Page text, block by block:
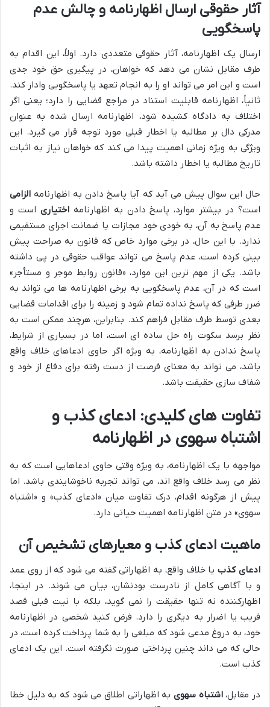
آثار حقوقی ارسال اظهارنامه و چالش عدم
پاسخگویی
ارسال یک اظهارنامه، آثار حقوقی متعددی دارد. اولاً، این اقدام به
طرف مقابل نشان می دهد که خواهان، در پیگیری حق خود جدی
است و این امر می تواند او را به انجام تعهد یا پاسخگویی وادار کند.
ثانیاً، اظهارنامه قابلیت استناد در مراجع قضایی را دارد؛ یعنی اگر
اختلاف به دادگاه کشیده شود، اظهارنامه ارسال شده به عنوان
مدرکی دال بر مطالبه یا اخطار قبلی مورد توجه قرار می گیرد. این
ویژگی به ویژه زمانی اهمیت پیدا می کند که خواهان نیاز به اثبات
تاریخ مطالبه یا اخطار داشته باشد.
حال این سوال پیش می آید که آیا پاسخ دادن به اظهارنامه الزامی
است؟ در بیشتر موارد، پاسخ دادن به اظهارنامهاختیاری است و
عدم پاسخ به آن، به خودی خود مجازات یا ضمانت اجرای مستقیمی
ندارد. با این حال، در برخی موارد خاص که قانون به صراحت پیش
بینی کرده است، عدم پاسخ می تواند عواقب حقوقی در پی داشته
باشد. یکی از مهم ترین این موارد، «قانون روابط موجر و مستأجر»
است که در آن، عدم پاسخگویی به برخی اظهارنامه ها می تواند به
ضرر طرفی که پاسخ نداده تمام شود و زمینه را برای اقدامات قضایی
بعدی توسط طرف مقابل فراهم کند. بنابراین، هرچند ممکن است به
نظر برسد سکوت راه حل ساده ای است، اما در بسیاری از شرایط،
پاسخ ندادن به اظهارنامه، به ویژه اگر حاوی ادعاهای خلاف واقع
باشد، می تواند به معنای فرصت از دست رفته برای دفاع از خود و
شفاف سازی حقیقت باشد.
تفاوت های کلیدی: ادعای کذب و
اشتباه سهوی در اظهارنامه
مواجهه با یک اظهارنامه، به ویژه وقتی حاوی ادعاهایی است که به
نظر می رسد خلاف واقع اند، می تواند تجربه ناخوشایندی باشد. اما
پیش از هرگونه اقدام، درک تفاوت میان «ادعای کذب» و «اشتباه
سهوی» در متن اظهارنامه اهمیت حیاتی دارد.
ماهیت ادعای کذب و معیارهای تشخیص آن
ادعای کذبیا خلاف واقع، به اظهاراتی گفته می شود که از روی عمد
و با آگاهی کامل از نادرست بودنشان، بیان می شوند. در اینجا،
اظهارکننده نه تنها حقیقت را نمی گوید، بلکه با نیت قبلی قصد
فریب یا اضرار به دیگری را دارد. فرض کنید شخصی در اظهارنامه
خود، به دروغ مدعی شود که مبلغی را به شما پرداخت کرده است، در
حالی که می داند چنین پرداختی صورت نگرفته است. این یک ادعای
کذب است.
در مقابل،اشتباه سهوی به اظهاراتی اطلاق می شود که به دلیل خطا